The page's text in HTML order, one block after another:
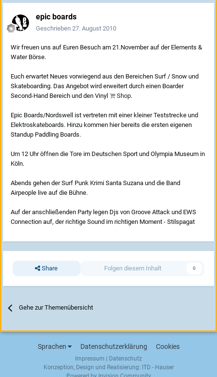
epic boards
Geschrieben 27. August 2010
Wir freuen uns auf Euren Besuch am 21.November auf der Elements &
Water Börse.
Euch erwartet Neues vorwiegend aus den Bereichen Surf / Snow und
Skateboarding. Das Angebot wird erweitert durch einen Boarder
Second-Hand Bereich und den Vinyl
Shop.
Epic Boards/Nordswell ist vertreten mit einer kleiner Teststrecke und
Elektroskateboards. Hinzu kommen hier bereits die ersten eigenen
Standup Paddling Boards.
Um 12 Uhr öffnen die Tore im Deutschen Sport und Olympia Museum in
Köln.
Abends gehen der Surf Punk Krimi Santa Suzana und die Band
Airpeople live auf die Bühne.
Auf der anschließenden Party legen Djs von Groove Attack und EWS
Connection auf, der richtige Sound im richtigen Moment - Stilspagat
Share Folgen diesem Inhalt 0
Gehe zur Themenübersicht
Sprachen Datenschutzerklärung Cookies
Impressum
Datenschutz
Konzeption, Design und Realisierung: ITD - Hauser